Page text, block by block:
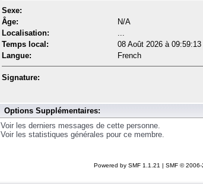
Sexe:
Âge:
N/A
Localisation:
Temps local:
08 Août 2026 à 09:59:13
Langue:
French
Signature:
Options Supplémentaires:
Voir les derniers messages de cette personne.
Voir les statistiques générales pour ce membre.
Powered by SMF 1.1.21 | SMF © 2006-